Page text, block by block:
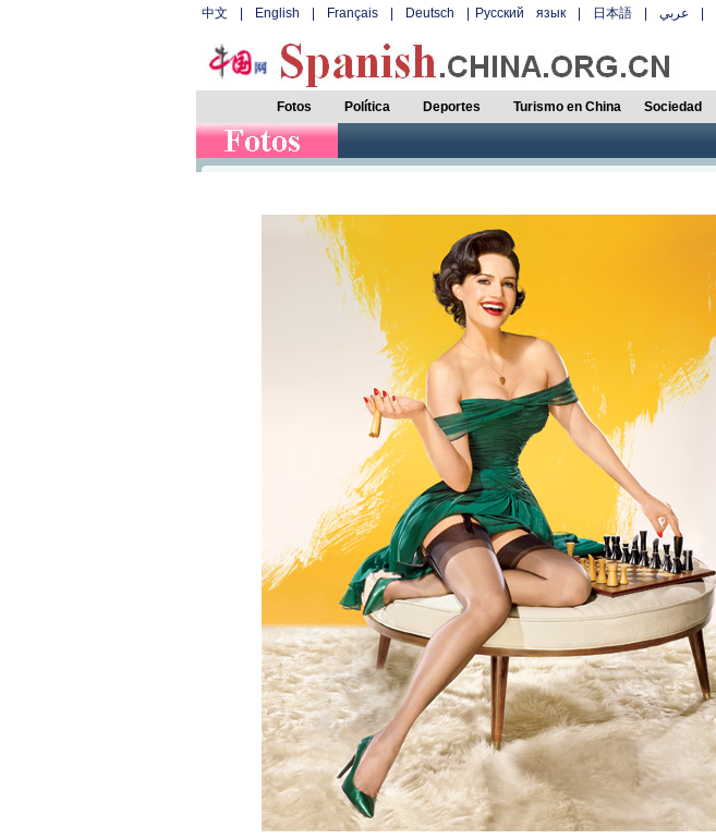
中文 English Français| Deutsch Русский язык| 日本語| عربي
Fotos Política Deportes Turismo en China Sociedad